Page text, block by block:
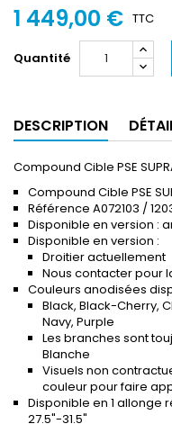
1 449,00 € TTC
Quantité
DESCRIPTION
Compound Cible PSE
Compound Cible PSE
Référence A072103 /
Disponible en version :
Disponible en version :
Droitier actuellement
Nous contacter pour
Couleurs anodisées
Black, Black-Cherry,
Navy, Purple
Les branches sont
Blanche
Visuels non
couleur pour faire
Disponible en 1 allonge
27.5"-31.5"